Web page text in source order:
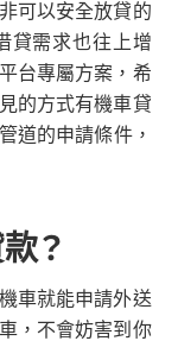
可以安全放貸的
貸需求也往上增
台專屬方案，希
的方式有機車貸
道的申請條件，
？
車就能申請外送
，不會妨害到你